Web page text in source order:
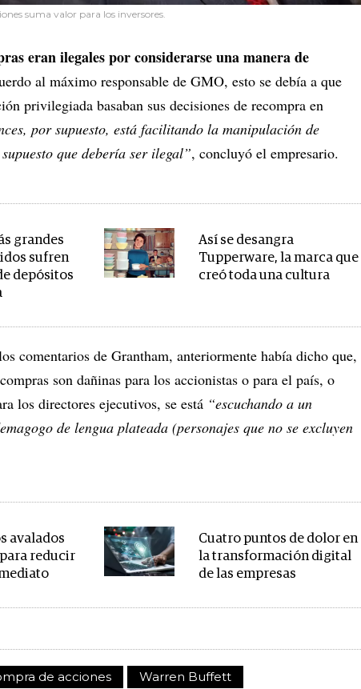
suma valor para los inversores.
eran ilegales por considerarse una manera de
al máximo responsable de GMO, esto se debía a que
privilegiada basaban sus decisiones de recompra en
por supuesto, está facilitando la manipulación de
que debería ser ilegal”, concluyó el empresario.
grandes
sufren
depósitos
Así se desangra
Tupperware, la marca que
creó toda una cultura
comentarios de Grantham, anteriormente había dicho que,
son dañinas para los accionistas o para el país, o
los directores ejecutivos, se está “escuchando a un
de lengua plateada (personajes que no se excluyen
avalados
reducir
Cuatro puntos de dolor en
la transformación digital
de las empresas
de acciones Warren Buffett